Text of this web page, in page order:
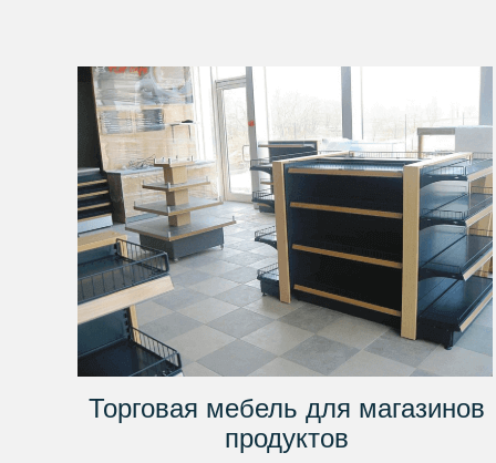
Торговая мебель для магазинов
продуктов